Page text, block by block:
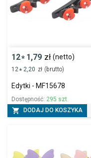
12* 1,79 zł (netto)
12* 2,20 zł (brutto)
Edytki - MF15678
Dostępność: 295 szt.
 DODAJ DO KOSZYKA